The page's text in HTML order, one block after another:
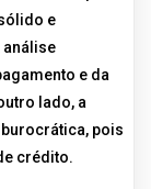
e
análise
e da
lado, a
pois
crédito.